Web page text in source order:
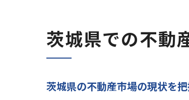
茨城県での不動
茨城県の不動産市場の現状を